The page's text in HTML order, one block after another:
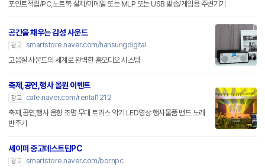
포인트적립/PC,노트북 설치/이메일 또는 MLP 또는 USB 발송/게임용 주변기기
공간을 채우는 감성 사운드
광고 smartstore.naver.com/hansungdigital
고음질 사운드의 세계로 완벽한 홈오디오 시스템
축제,공연,행사 올원 이벤트
광고
cafe.naver.com/rental1212
축제,공연,행사 음향 조명 무대 트러스 악기 LED영상 행사물품 밴드 노래
반주기
세이퍼 중고데스트탑PC
광고 smartstore.naver.com/bornpc